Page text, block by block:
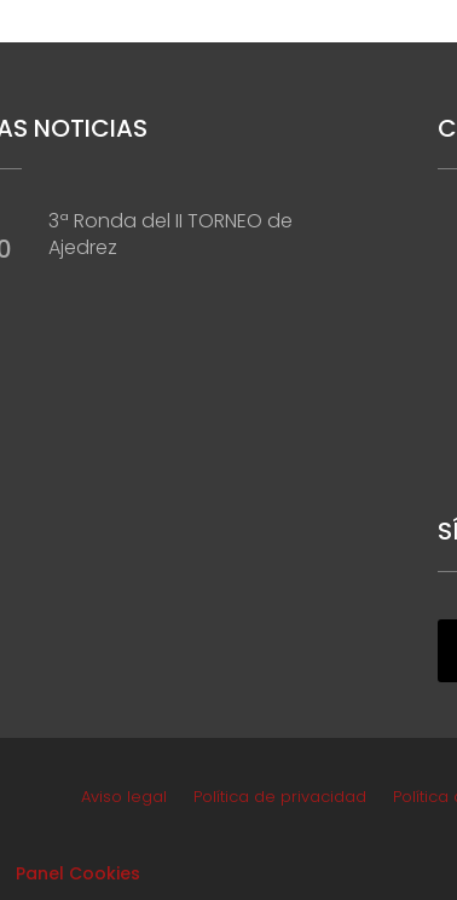
NOTICIAS
3ª Ronda del II TORNEO de
Ajedrez
Aviso legal Política de privacidad Política
Panel Cookies